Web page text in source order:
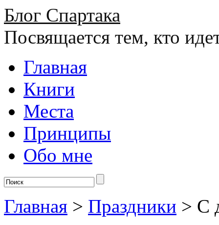
Блог Спартака
Посвящается тем, кто
Главная
Книги
Места
Принципы
Обо мне
Главная > Праздники > С